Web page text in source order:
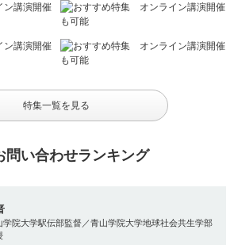
特集一覧を見る
問い合わせランキング
学院大学駅伝部監督／青山学院大学地球社会共生学部